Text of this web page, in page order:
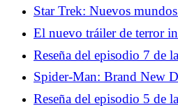
resucita la historia
Star Trek: Nuevos
complicaron la ira de Khan
El nuevo tráiler de terror
pánico satánico por el que
entrar en pánico
Reseña del episodio 7 de
of the Dragon: Mátalo,
Spider-Man: Brand New
de los fanáticos de los
Reseña del episodio 5 de